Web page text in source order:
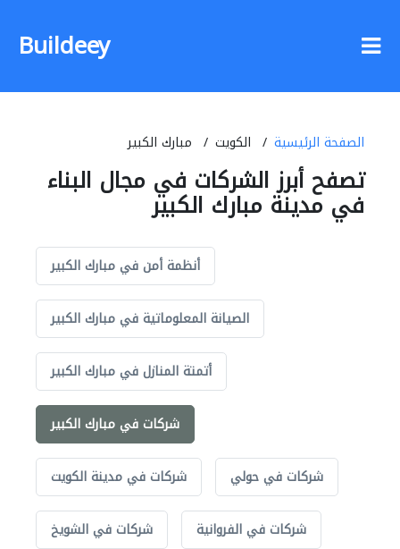
Buildeey
الصفحة الرئيسية الكويت مبارك الكبير
تصفح أبرز الشركات في مجال البناء
في مدينة مبارك الكبير
أنظمة أمن في مبارك الكبير
الصيانة المعلوماتية في مبارك الكبير
أتمتة المنازل في مبارك الكبير
شركات في مبارك الكبير
شركات في مدينة الكويت شركات في حولي
شركات في الشويخ شركات في الفروانية